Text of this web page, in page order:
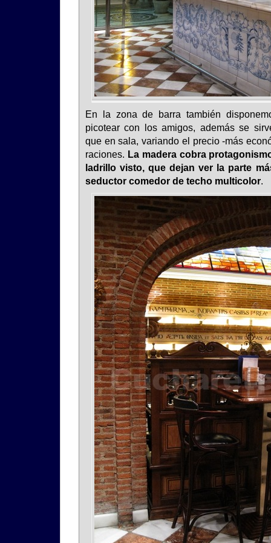
En la zona de barra también
picotear con los amigos, además se
que en sala, variando el precio -más
raciones. La madera cobra
ladrillo visto, que dejan ver la parte
seductor comedor de techo multicolor.